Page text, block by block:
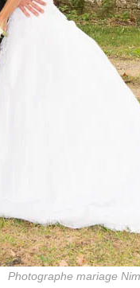
Photographe mariage